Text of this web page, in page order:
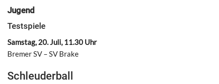
Jugend
Testspiele
Samstag, 20. Juli, 11.30 Uhr
Bremer SV – SV Brake
Schleuderball